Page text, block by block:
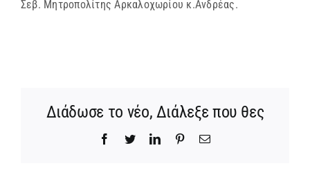
Σεβ. Μητροπολίτης Αρκαλοχωρίου κ.Ανδρέας.
Διάδωσε το νέο, Διάλεξε που θες
Facebook
TwitterLinkedInPinterestEmail